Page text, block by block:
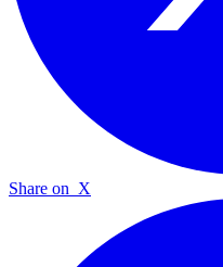
Share on X